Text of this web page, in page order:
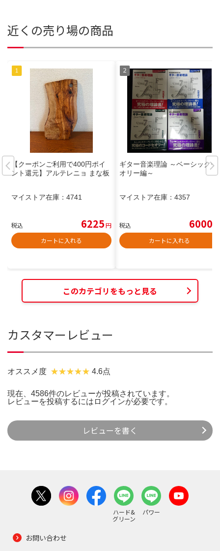
近くの売り場の商品
【クーポンご利用で400円ポイ
ント還元】アルテレニョ まな板
マイストア在庫： 4741
税込 6225円
カートに入れる
ギター音楽理論 ～ベーシックセ
オリー編～
マイストア在庫： 4357
税込 6000
カートに入れる
このカテゴリをもっと見る
カスタマーレビュー
オススメ度 4.6点
現在、4586件のレビューが投稿されています。
レビューを投稿するには ログインが必要です。
レビューを書く
ハード&
グリーン
パワー
お問い合わせ